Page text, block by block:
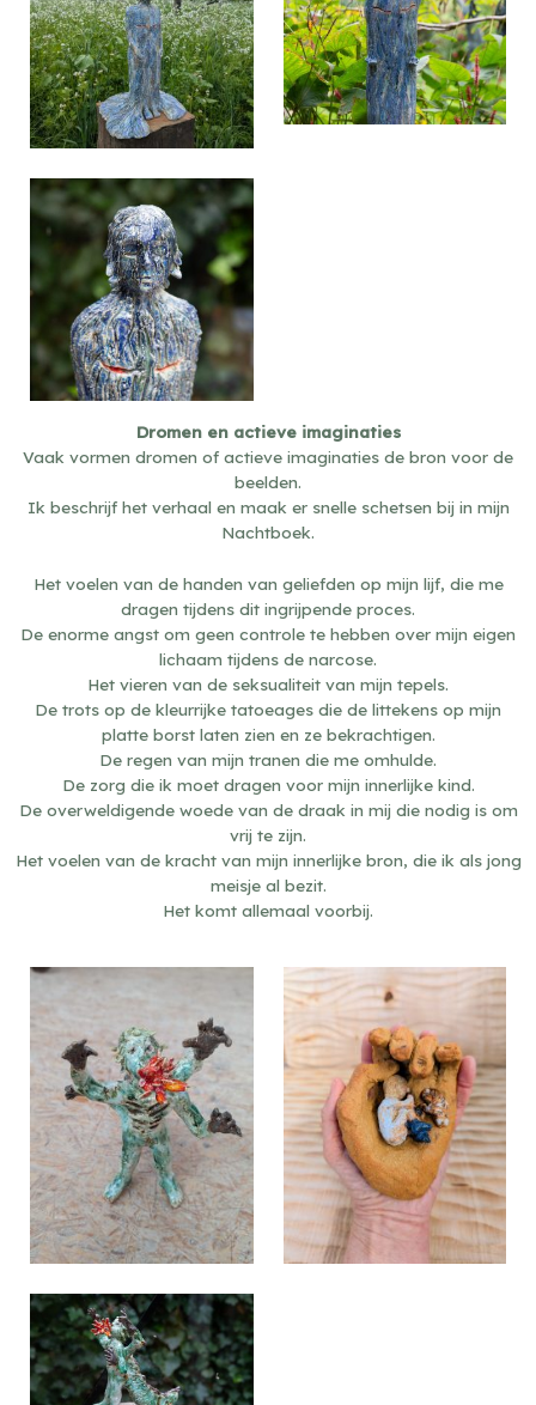
Sensitive niple, 2022
Sensitive niple, 2022
Sensitive niple, 2022
Dromen en actieve imaginaties
Vaak vormen dromen of actieve imaginaties de bron voor de
beelden.
Ik beschrijf het verhaal en maak er snelle schetsen bij in mijn
Nachtboek.
Het voelen van de handen van geliefden op mijn lijf, die me
dragen tijdens dit ingrijpende proces.
De enorme angst om geen controle te hebben over mijn eigen
lichaam tijdens de narcose.
Het vieren van de seksualiteit van mijn tepels.
De trots op de kleurrijke tatoeages die de littekens op mijn
platte borst laten zien en ze bekrachtigen.
De regen van mijn tranen die me omhulde.
De zorg die ik moet dragen voor mijn innerlijke kind.
De overweldigende woede van de draak in mij die nodig is om
vrij te zijn.
Het voelen van de kracht van mijn innerlijke bron, die ik als jong
meisje al bezit.
Het komt allemaal voorbij.
Fire in me Inner child
Fire in me